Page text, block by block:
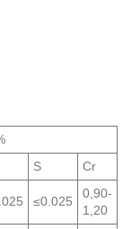
S Cr
≤0.025
0,90-
1,20